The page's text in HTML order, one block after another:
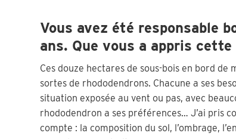
Vous avez été responsable
ans. Que vous a appris cette
Ces douze hectares de sous-bois en bord
sortes de rhododendrons. Chacune a ses
situation exposée au vent ou pas, avec
rhododendron a ses préférences… J’ai pris
compte : la composition du sol, l’ombrage,